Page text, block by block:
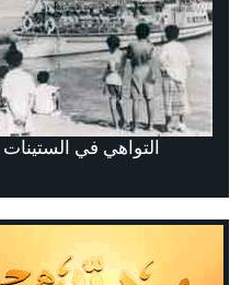
التواهي في الستينات